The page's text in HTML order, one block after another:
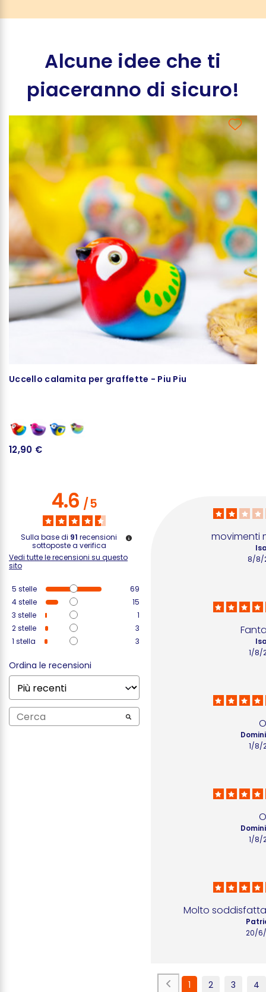
Alcune idee che ti
piaceranno di sicuro!
Uccello calamita per graffette - Piu Piu
12,90 €
4.6/5
Sulla base di 91 recensioni
sottoposte a verifica
Vedi tutte le recensioni su questo
sito
5 stelle
69
4stelle
15
3 stelle
1
2stelle
3
1 stella 3
Ordina le recensioni
movimenti
8/8/
1/8/
1/8/
1/8/
Molto
20/
1 2 3 4